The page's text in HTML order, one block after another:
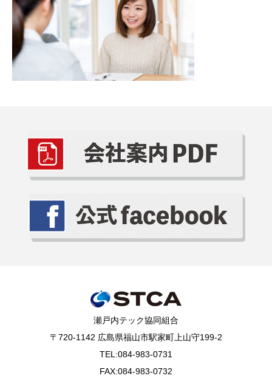
瀬戸内テック協同組合
〒720-1142 広島県福山市駅家町上山守199-2
TEL:084-983-0731
FAX:084-983-0732